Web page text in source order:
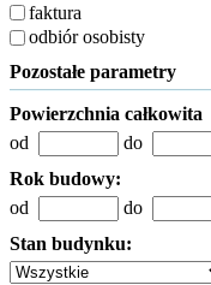
faktura
odbiór osobisty
Pozostałe parametry
Powierzchnia całkowita
od
do
Rok budowy:
od
do
Stan budynku: